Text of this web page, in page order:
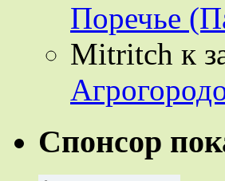
Поречье
Mitritch к
Спонсор